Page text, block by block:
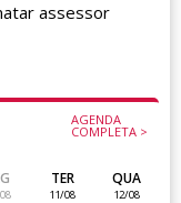
AGENDA
COMPLETA >
TER
11/08
QUA
12/08
assessor